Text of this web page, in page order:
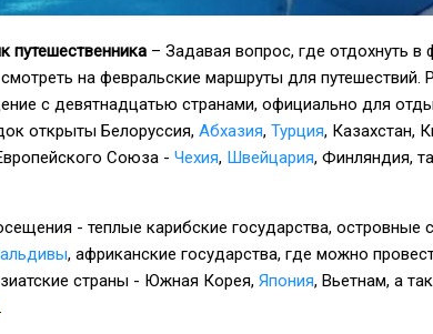
– Задавая вопрос, где отдохнуть в
на февральские маршруты для путешествий.
с девятнадцатью странами, официально для
открыты Белоруссия, Абхазия, Турция, Казахстан,
Союза - Чехия, Швейцария, Финляндия,
- теплые карибские государства, островные
, африканские государства, где можно
страны - Южная Корея, Япония, Вьетнам, а
.